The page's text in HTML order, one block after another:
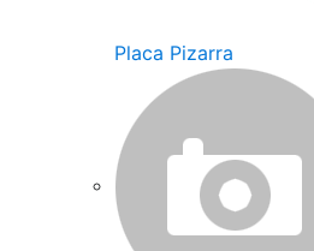
Placa Pizarra